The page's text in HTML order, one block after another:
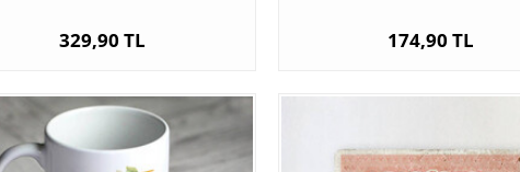
329,90 TL 174,90 TL